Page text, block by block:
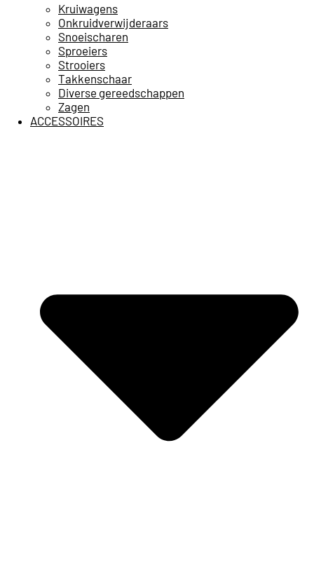
Kruiwagens
Onkruidverwijderaars
Snoeischaren
Sproeiers
Strooiers
Takkenschaar
Diverse gereedschappen
Zagen
ACCESSOIRES